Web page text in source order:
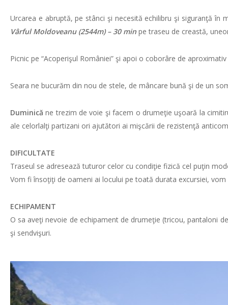
Urcarea e abruptă, pe stânci şi necesită echilibru şi siguranţă
Vârful Moldoveanu (2544m) – 30 min pe traseu de creastă,
Picnic pe “Acoperişul României” şi apoi o coborâre de aproximativ
Seara ne bucurăm din nou de stele, de mâncare bună şi de un
Duminică ne trezim de voie şi facem o drumeţie uşoară la
ale celorlalţi partizani ori ajutători ai mişcării de rezistenţă
DIFICULTATE
Traseul se adresează tuturor celor cu condiţie fizică cel puţin
Vom fi însoţiţi de oameni ai locului pe toată durata excursiei,
ECHIPAMENT
O sa aveţi nevoie de echipament de drumeţie (tricou, pantaloni
şi sendvişuri.